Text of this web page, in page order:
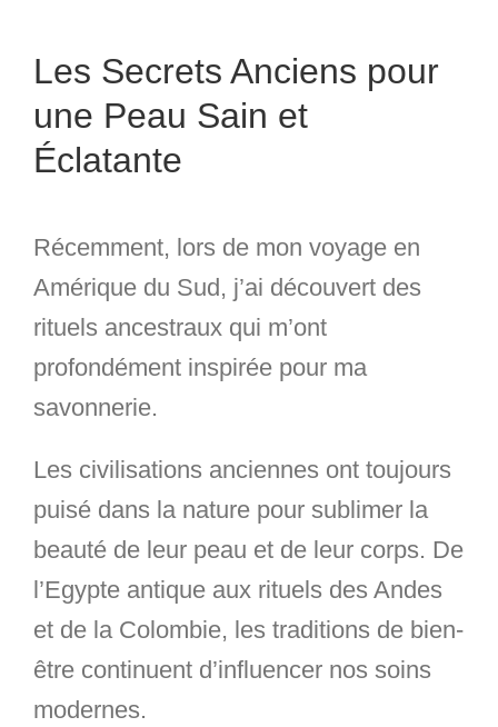
Les Secrets Anciens pour
une Peau Sain et
Éclatante
Récemment, lors de mon voyage en
Amérique du Sud, j’ai découvert des
rituels ancestraux qui m’ont
profondément inspirée pour ma
savonnerie.
Les civilisations anciennes ont toujours
puisé dans la nature pour sublimer la
beauté de leur peau et de leur corps. De
l’Egypte antique aux rituels des Andes
et de la Colombie, les traditions de bien-
être continuent d’influencer nos soins
modernes.